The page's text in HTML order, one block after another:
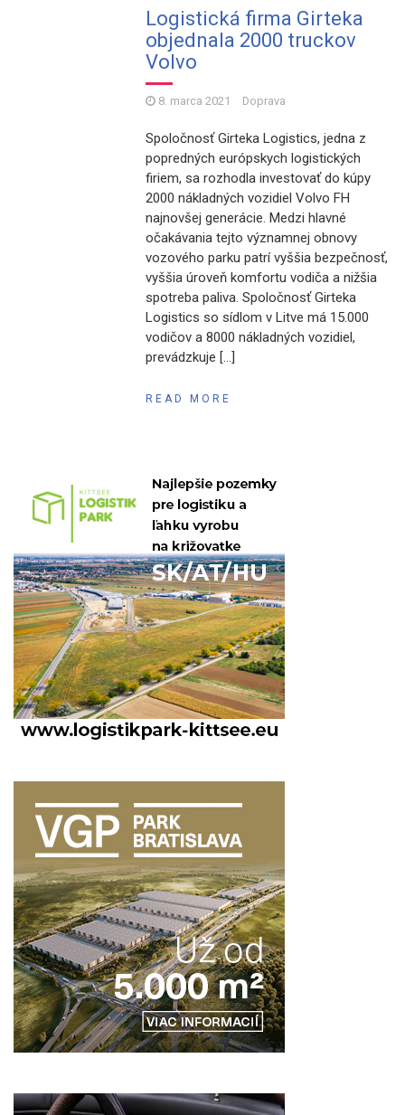
Logistická firma Girteka
objednala 2000 truckov
Volvo
8. marca 2021 Doprava
Spoločnosť Girteka Logistics, jedna z
popredných európskych logistických
firiem, sa rozhodla investovať do kúpy
2000 nákladných vozidiel Volvo FH
najnovšej generácie. Medzi hlavné
očakávania tejto významnej obnovy
vozového parku patrí vyššia bezpečnosť,
vyššia úroveň komfortu vodiča a nižšia
spotreba paliva. Spoločnosť Girteka
Logistics so sídlom v Litve má 15.000
vodičov a 8000 nákladných vozidiel,
prevádzkuje […]
READ MORE